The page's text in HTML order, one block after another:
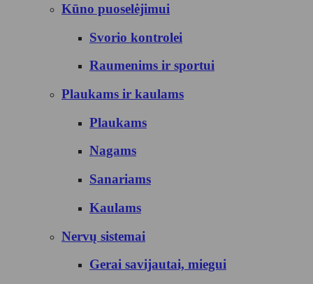
Kūno puoselėjimui
Svorio kontrolei
Raumenims ir sportui
Plaukams ir kaulams
Plaukams
Nagams
Sanariams
Kaulams
Nervų sistemai
Gerai savijautai, miegui